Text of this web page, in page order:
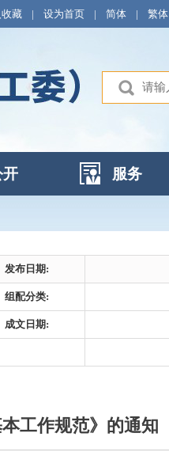
藏 | 设为首页 | 简体 | 繁体
开 服务
发布日期:
组配分类:
成文日期:
工作规范》的通知